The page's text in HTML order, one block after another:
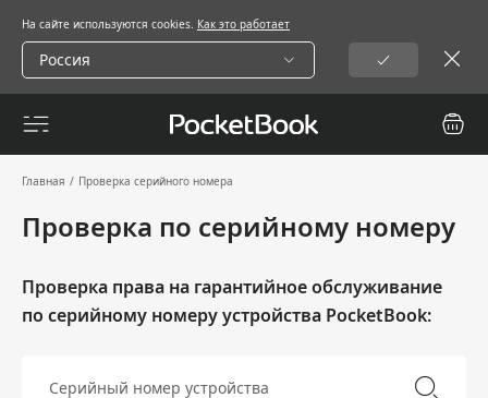
На сайте используются cookies. Как это работает
Россия
Главная / Проверка серийного номера
Проверка по серийному номеру
Проверка права на гарантийное обслуживание
по серийному номеру устройства PocketBook: